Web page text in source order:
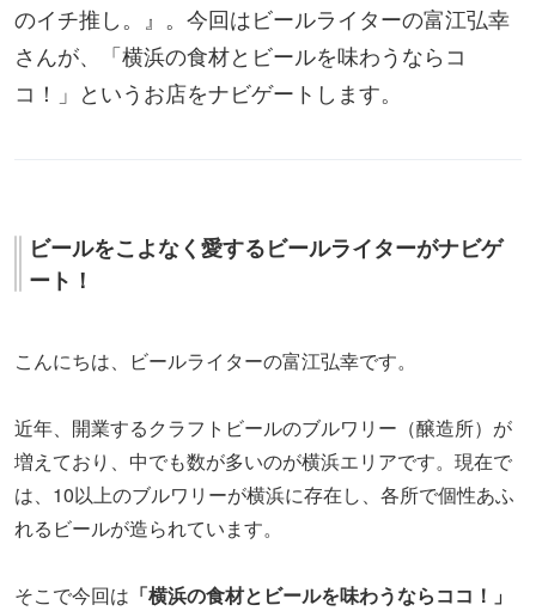
のイチ推し。』。今回はビールライターの富江弘幸
さんが、「横浜の食材とビールを味わうならコ
コ！」というお店をナビゲートします。
ビールをこよなく愛するビールライターがナビゲ
ート！
こんにちは、ビールライターの富江弘幸です。
近年、開業するクラフトビールのブルワリー（醸造所）が
増えており、中でも数が多いのが横浜エリアです。現在で
は、10以上のブルワリーが横浜に存在し、各所で個性あふ
れるビールが造られています。
そこで今回は 「横浜の食材とビールを味わうならココ！」